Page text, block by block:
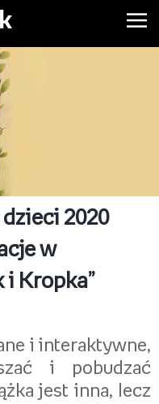
2020
w
i Kropka”
i interaktywne,
i pobudzać
jest inna, lecz